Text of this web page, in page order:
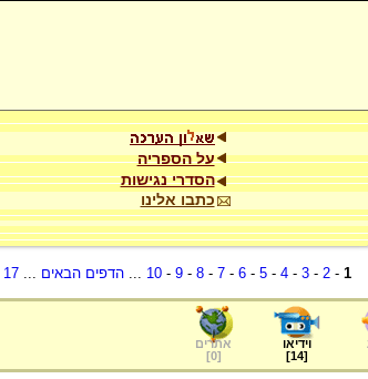
על הספריה
הסדרי נגישות
כתבו אלינו
1
-
2
-
3
-
4
-
5
-
6
-
7
-
8
-
9
-
10
...הדפים הבאים ...
17
וידיאו
[
14
]
אתרים
[
0
]